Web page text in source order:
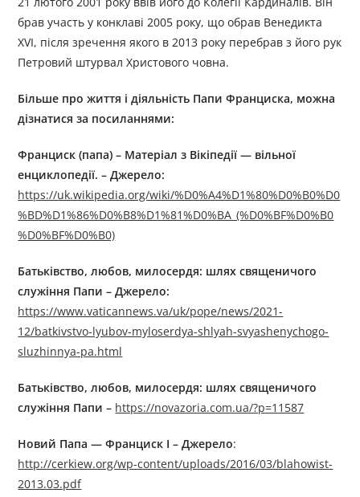
брав участь у конклаві 2005 року, що обрав Венедикта
XVI, після зречення якого в 2013 року перебрав з його рук
Петровий штурвал Христового човна.
Більше про життя і діяльність Папи Франциска, можна
дізнатися за посиланнями:
Франциск (папа) – Матеріал з Вікіпедії — вільної
енциклопедії. – Джерелo:
https://uk.wikipedia.org/wiki/%D0%A4%D1%80%D0%B0%D0
%BD%D1%86%D0%B8%D1%81%D0%BA_(%D0%BF%D0%B0
%D0%BF%D0%B0)
Батьківство, любов, милосердя: шлях священичого
служіння Папи – Джерелo:
https://www.vaticannews.va/uk/pope/news/2021-
12/batkivstvo-lyubov-myloserdya-shlyah-svyashenychogo-
sluzhinnya-pa.html
Батьківство, любов, милосердя: шлях священичого
служіння Папи – https://novazoria.com.ua/?p=11587
Новий Папа — Франциск I – Джерелo:
http://cerkiew.org/wp-content/uploads/2016/03/blahowist-
2013.03.pdf